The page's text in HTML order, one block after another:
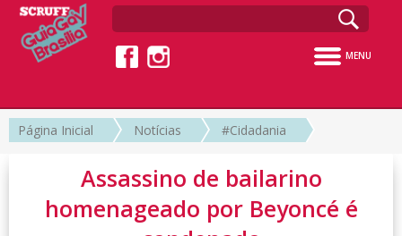
MENU
Página Inicial Notícias #Cidadania
Assassino de bailarino
homenageado por Beyoncé é